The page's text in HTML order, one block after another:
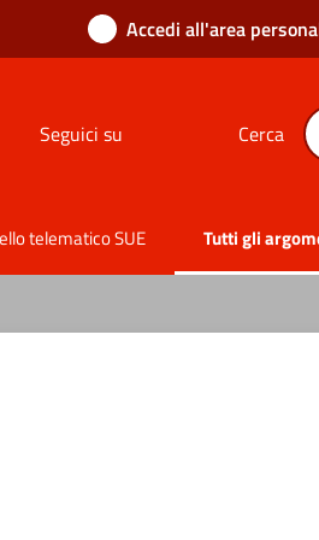
Accedi all'area
Seguici su Cerca
telematico SUE Tutti gli
Menu